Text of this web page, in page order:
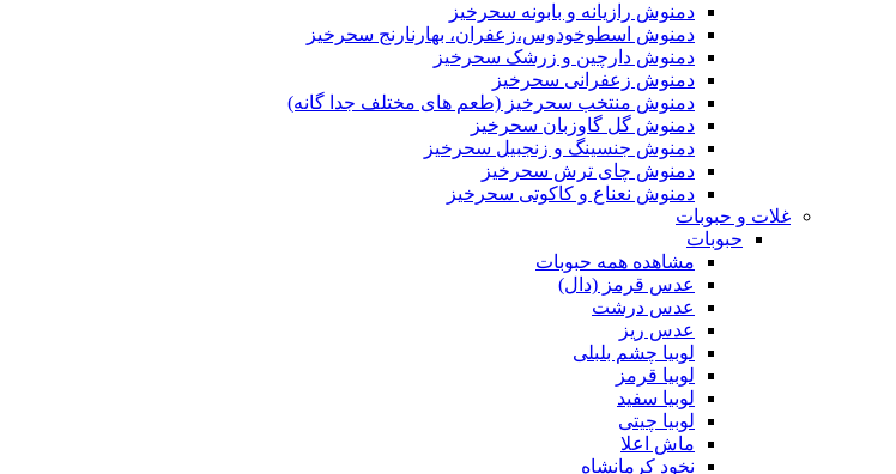
دمنوش رازیانه و بابونه سحرخیز
دمنوش اسطوخودوس،زعفران، بهارنارنج سحرخیز
دمنوش دارچین و زرشک سحرخیز
دمنوش زعفرانی سحرخیز
دمنوش منتخب سحرخیز (طعم های مختلف جدا گانه)
دمنوش گل گاوزبان سحرخیز
دمنوش جنسینگ و زنجبیل سحرخیز
دمنوش چای ترش سحرخیز
دمنوش نعناع و کاکوتی سحرخیز
غلات و حبوبات
حبوبات
مشاهده همه حبوبات
عدس قرمز (دال)
عدس درشت
عدس ریز
لوبیا چشم بلبلی
لوبیا قرمز
لوبیا سفید
لوبیا چیتی
ماش اعلا
نخود کرمانشاه